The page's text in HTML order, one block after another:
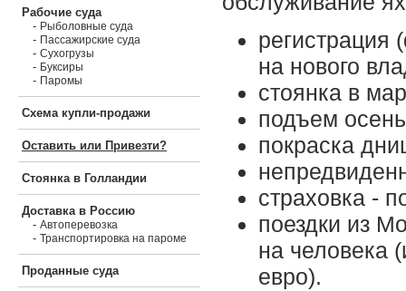
Рабочие суда
- Рыболовные суда
- Пассажирские суда
- Сухогрузы
- Буксиры
- Паромы
Схема купли-продажи
Оставить или Привезти?
Стоянка в Голландии
Доставка в Россию
- Автоперевозка
- Транспортировка на пароме
Проданные суда
регистрация
на нового
стоянка в
подъем
покраска
страховка -
поездки из
на человека
евро).